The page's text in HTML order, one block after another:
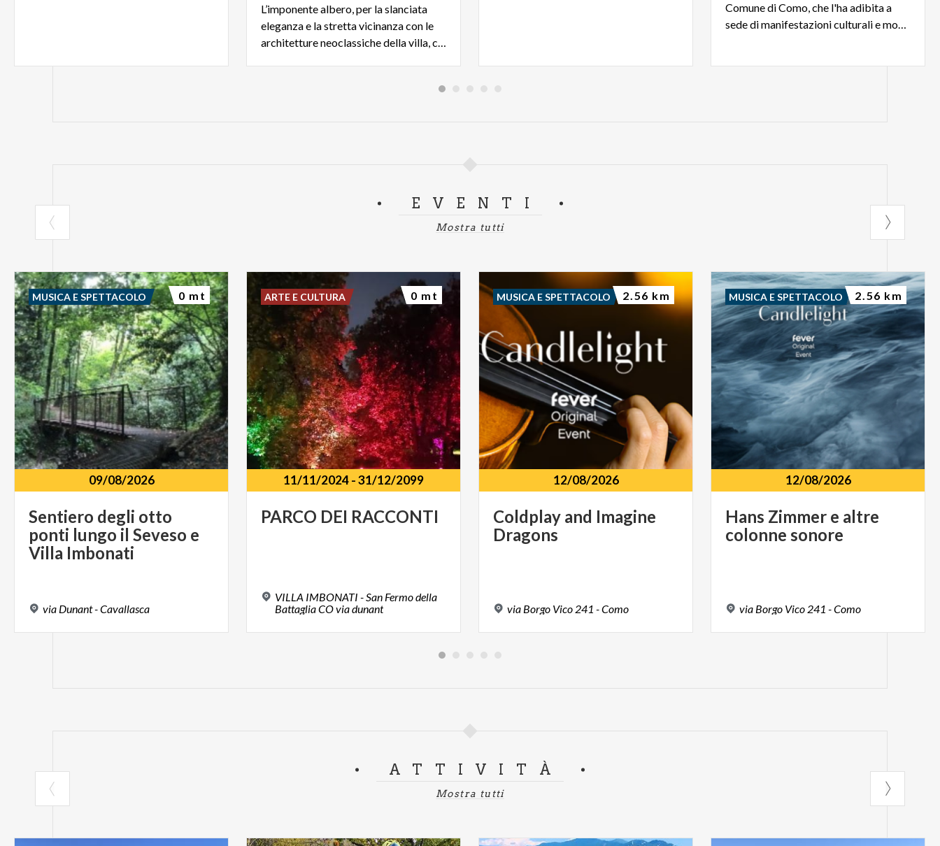
L’imponente albero, per la slanciata
eleganza e la stretta vicinanza con le
architetture neoclassiche della villa, colpisce i visitatori.
Comune di Como, che l'ha adibita a
sede di manifestazioni culturali e mostre d'arte.
EVENTI
Mostra tutti
09/08/2026
Sentiero degli otto
ponti lungo il Seveso e
Villa Imbonati
via Dunant-Cavallasca
MUSICA E SPETTACOLO 0 mt
11/11/2024-31/12/2099
PARCO DEI RACCONTI
VILLA IMBONATI - San Fermo della
Battaglia CO via dunant
ARTE E CULTURA 0 mt
12/08/2026
Coldplay and Imagine
Dragons
via Borgo Vico 241 -Como
MUSICA E SPETTACOLO 2.56 km
12/08/2026
Hans Zimmer e altre
colonne sonore
via Borgo Vico 241 -Como
MUSICA E SPETTACOLO 2.56 km
ATTIVITÀ
Mostra tutti